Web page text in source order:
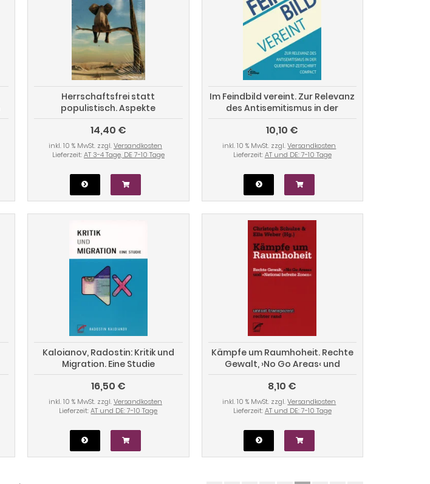
Herrschaftsfrei statt
populistisch. Aspekte
anarchistischer
Gesellschaftskritik
14,40 €
inkl. 10 % MwSt. zzgl.Versandkosten
Lieferzeit:AT 3-4 Tage, DE 7-10 Tage
Im Feindbild vereint. Zur Relevanz
des Antisemitismus in der
Querfront-Zeitschrift Compact
10,10 €
inkl. 10 % MwSt. zzgl.Versandkosten
Lieferzeit:AT und DE: 7-10 Tage
Kaloianov, Radostin: Kritik und
Migration. Eine Studie
16,50 €
inkl. 10 % MwSt. zzgl.Versandkosten
Lieferzeit:AT und DE: 7-10 Tage
Kämpfe um Raumhoheit. Rechte
Gewalt, ›No Go Areas‹ und
›National befreite Zonen‹
8,10 €
inkl. 10 % MwSt. zzgl.Versandkosten
Lieferzeit:AT und DE: 7-10 Tage